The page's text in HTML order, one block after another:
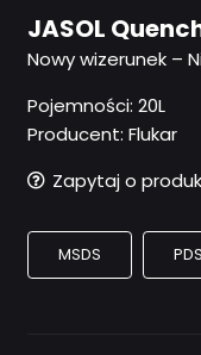
JASOL
Nowy wizerunek –
Pojemności: 20L
Producent: Flukar
Zapytaj o
MSDS PDS